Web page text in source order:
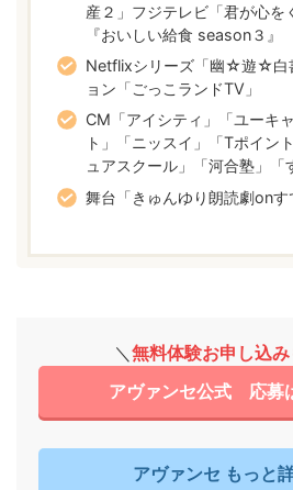
産２」フジテレビ「君が心を
『おいしい給食 season３』
Netflixシリーズ「幽☆遊☆白
ョン「ごっこランドTV」
CM「アイシティ」「ユーキ
ト」「ニッスイ」「Tポイン
ュアスクール」「河合塾」「
舞台「きゅんゆり朗読劇onす
＼ 無料体験お申し込
アヴァンセ公式 応募
アヴァンセ もっと